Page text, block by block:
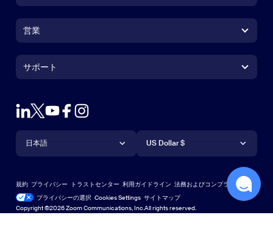
Zoom RoomsアプリZoom Roomsアプリ
Zoom Roomsコントローラ
Outlookプラグイン
Androidアプリ
Androidアプリ
営業
営業担当にお問い合わせ
デモをリクエスト
ウェビナーとイベント
Zoom Experience CenterZoom Experience Center
サポート
サポート
アカウント
ヘルプセンター
ラーニングセンター
テクニカルコンテンツライブラリテクニカルコンテンツライブラ
フィードバック
言語
日本語
English
Español
通貨
US Dollar $
Copyright ©2026 Zoom Communications, Inc.All rights reserved.
規約 プライバシー トラストセンター 利用ガイドライン 法務およびコンプライアンス
プライバシーの選択 Cookies Settings サイトマップ
サイトマップ